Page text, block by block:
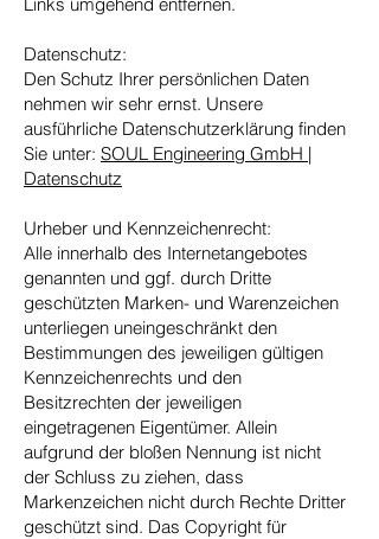
Datenschutz:
Den Schutz Ihrer persönlichen Daten
nehmen wir sehr ernst. Unsere
ausführliche Datenschutzerklärung finden
Sie unter: SOUL Engineering GmbH |
Datenschutz
Urheber und Kennzeichenrecht:
Alle innerhalb des Internetangebotes
genannten und ggf. durch Dritte
geschützten Marken- und Warenzeichen
unterliegen uneingeschränkt den
Bestimmungen des jeweiligen gültigen
Kennzeichenrechts und den
Besitzrechten der jeweiligen
eingetragenen Eigentümer. Allein
aufgrund der bloßen Nennung ist nicht
der Schluss zu ziehen, dass
Markenzeichen nicht durch Rechte Dritter
geschützt sind. Das Copyright für